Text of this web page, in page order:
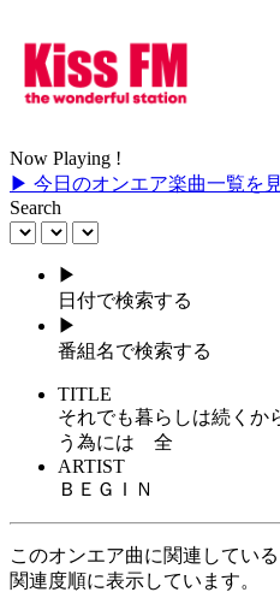
Now Playing !
▶ 今日のオンエア楽曲一覧を
Search
▶
日付で検索する
▶
番組名で検索する
TITLE
それでも暮らしは続く
う為には 全
ARTIST
ＢＥＧＩＮ
このオンエア曲に関連してい
関連度順に表示しています。